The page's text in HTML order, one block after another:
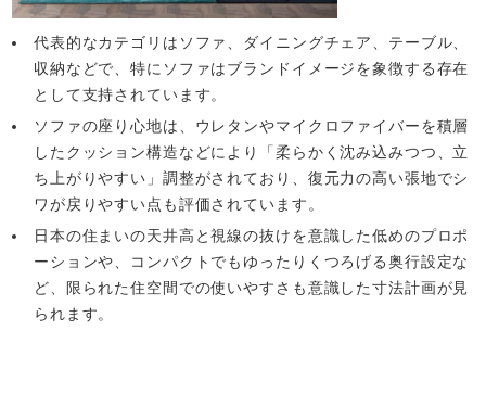
代表的なカテゴリはソファ、ダイニングチェア、テーブル、
収納などで、特にソファはブランドイメージを象徴する存在
として支持されています。
ソファの座り心地は、ウレタンやマイクロファイバーを積層
したクッション構造などにより「柔らかく沈み込みつつ、立
ち上がりやすい」調整がされており、復元力の高い張地でシ
ワが戻りやすい点も評価されています。
日本の住まいの天井高と視線の抜けを意識した低めのプロポ
ーションや、コンパクトでもゆったりくつろげる奥行設定な
ど、限られた住空間での使いやすさも意識した寸法計画が見
られます。